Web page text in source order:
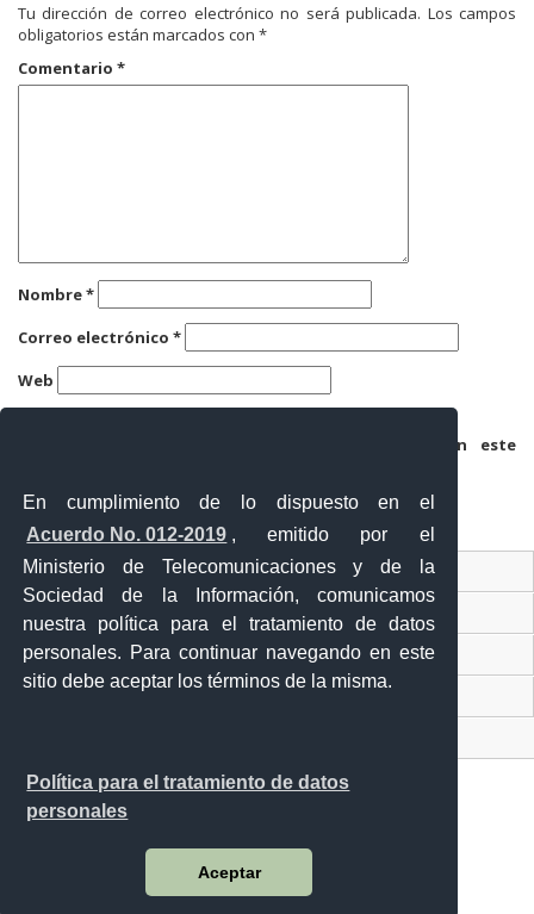
En cumplimiento de lo dispuesto en el
Acuerdo No. 012-2019 , emitido por el
Ministerio de Telecomunicaciones y de la
Sociedad de la Información, comunicamos
nuestra política para el tratamiento de datos
personales. Para continuar navegando en este
sitio debe aceptar los términos de la misma.
Política para el tratamiento de datos
personales
Aceptar
Tu dirección de correo electrónico no será publicada. Los campos
obligatorios están marcados con *
Comentario *
Nombre*
Correo electrónico *
Web
Guarda mi nombre, correo electrónico y web en este
Ventanilla Única Virtual
Ventanilla Única de Comercio Exterior
Gobierno Abierto
Malecón y Aguirre
Guayaquil - Ecuador